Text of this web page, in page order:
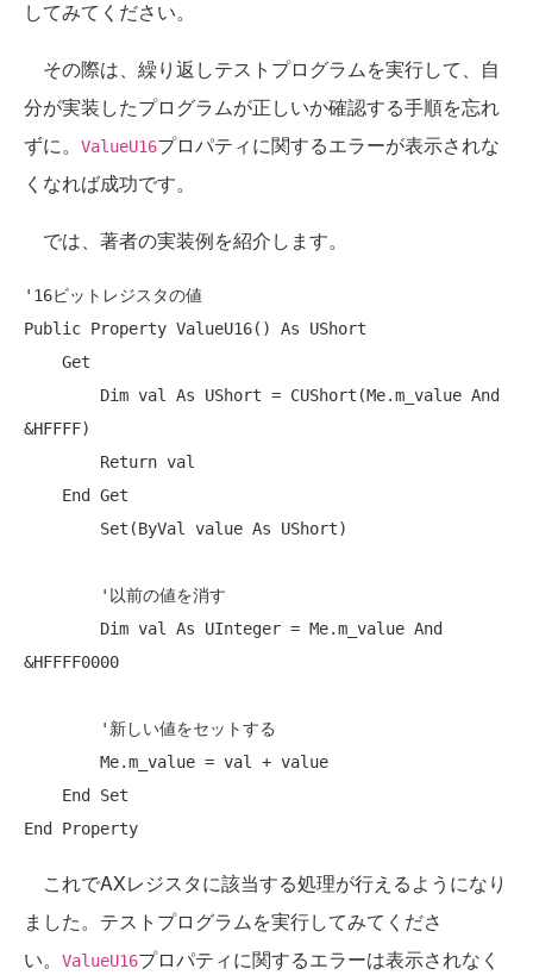
してみてください。
その際は、繰り返しテストプログラムを実行して、自
分が実装したプログラムが正しいか確認する手順を忘れ
ずに。
ValueU16プロパティに関するエラーが表示されな
くなれば成功です。
では、著者の実装例を紹介します。
'16ビットレジスタの値
Public Property ValueU16() As UShort
Get
Dim val As UShort = CUShort(Me.m_value And
&HFFFF)
Return val
End
Get
Set (ByVal value As UShort)
'以前の値を消す
Dim val As UInteger = Me.m_value And
&HFFFF0000
'新しい値をセットする
Me.m_value = val + value
End
Set
End
Property
これでAXレジスタに該当する処理が行えるようになり
ました。テストプログラムを実行してみてくださ
い。
ValueU16プロパティに関するエラーは表示されなく